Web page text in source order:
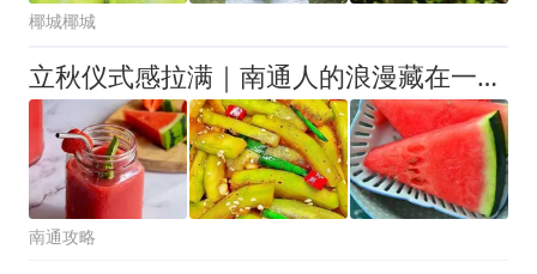
椰城椰城
立秋仪式感拉满｜南通人的浪漫藏在一颗西瓜里
南通攻略